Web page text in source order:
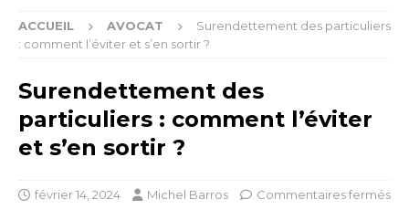
ACCUEIL AVOCAT
Surendettement des particuliers
: comment l’éviter et s’en sortir ?
Surendettement des
particuliers : comment l’éviter
et s’en sortir ?
février 14, 2024 Michel Barros Commentaires fermés